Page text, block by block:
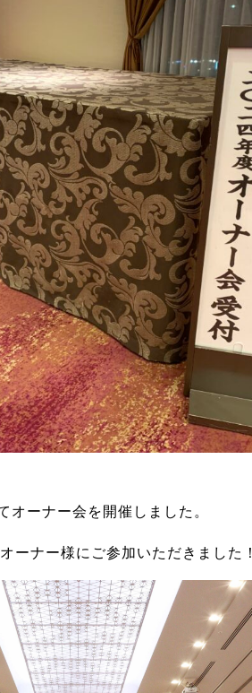
ーナー会を開催しました。
ーナー様にご参加いただきました！